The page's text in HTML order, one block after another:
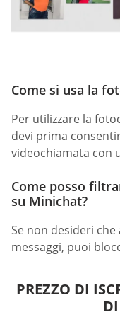
Come si usa la
Per utilizzare la
devi prima
videochiamata con
Come posso
su Minichat?
Se non desideri
messaggi, puoi
PREZZO DI